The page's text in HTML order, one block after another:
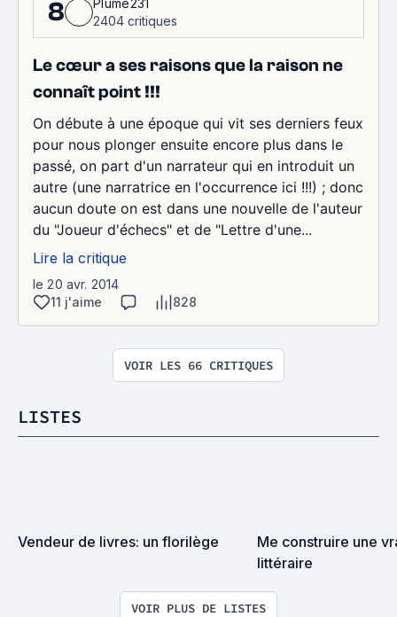
8
Plume231
2404 critiques
Le cœur a ses raisons que la raison ne
connaît point !!!
On débute à une époque qui vit ses derniers feux
pour nous plonger ensuite encore plus dans le
passé, on part d'un narrateur qui en introduit un
autre (une narratrice en l'occurrence ici !!!) ; donc
aucun doute on est dans une nouvelle de l'auteur
du "Joueur d'échecs" et de "Lettre d'une...
Lire la critique
le 20 avr. 2014
11 j'aime
828
VOIR LES 66 CRITIQUES
LISTES
Vendeur de livres: un florilège
Me construire une
littéraire
VOIR PLUS DE LISTES